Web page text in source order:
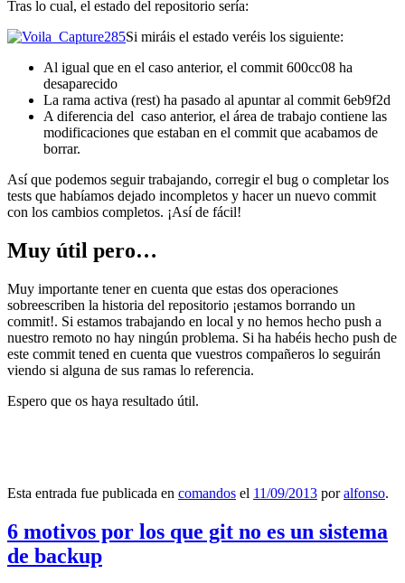
Tras lo cual, el estado del repositorio sería:
Si miráis el estado veréis los siguiente:
Al igual que en el caso anterior, el commit 600cc08 ha
desaparecido
La rama activa (rest) ha pasado al apuntar al commit 6eb9f2d
A diferencia del caso anterior, el área de trabajo contiene las
modificaciones que estaban en el commit que acabamos de
borrar.
Así que podemos seguir trabajando, corregir el bug o completar los
tests que habíamos dejado incompletos y hacer un nuevo commit
con los cambios completos. ¡Así de fácil!
Muy útil pero…
Muy importante tener en cuenta que estas dos operaciones
sobreescriben la historia del repositorio ¡estamos borrando un
commit!. Si estamos trabajando en local y no hemos hecho push a
nuestro remoto no hay ningún problema. Si ha habéis hecho push de
este commit tened en cuenta que vuestros compañeros lo seguirán
viendo si alguna de sus ramas lo referencia.
Espero que os haya resultado útil.
Esta entrada fue publicada en comandos el 11/09/2013 poralfonso.
6 motivos por los que git no es un sistema
de backup